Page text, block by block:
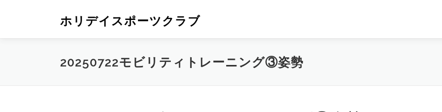
ホリデイスポーツクラブ
20250722モビリティトレーニング③姿勢